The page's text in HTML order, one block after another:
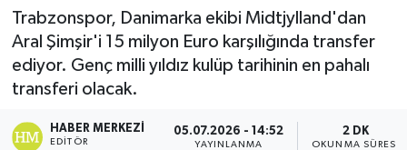
Trabzonspor, Danimarka ekibi Midtjylland'dan
Aral Şimşir'i 15 milyon Euro karşılığında transfer
ediyor. Genç milli yıldız kulüp tarihinin en pahalı
transferi olacak.
HABER MERKEZI
EDITÖR
05.07.2026 - 14:52
YAYINLANMA
2 DK
OKUNMA SÜRESI
Burhaniye
ÇEVRE
DÜNYA
Son Dakika Haberleri
Haber Arşivi